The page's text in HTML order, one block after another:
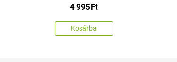
4 995Ft
Kosárba